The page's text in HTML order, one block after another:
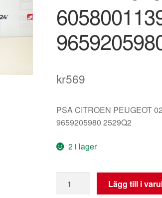
kr569
PSA CITROEN PEUGEOT
9659205980 2529Q2
2 i lager
Bosch
Lägg till i